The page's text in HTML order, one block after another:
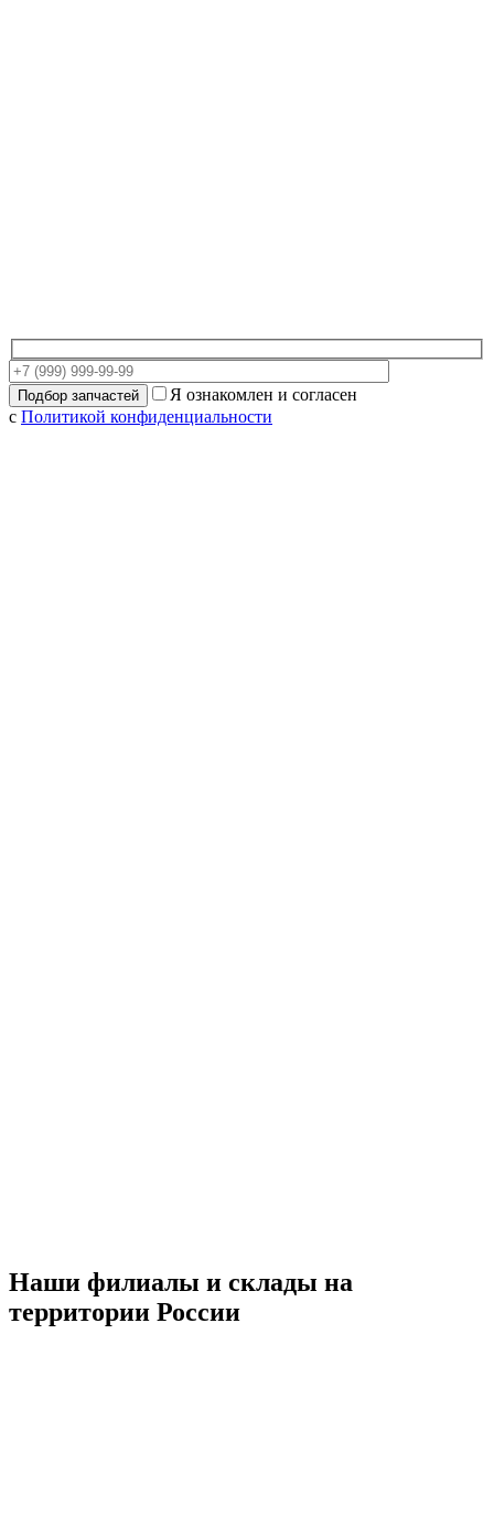
Я ознакомлен и согласен
с Политикой конфиденциальности
Наши филиалы и склады на
территории России